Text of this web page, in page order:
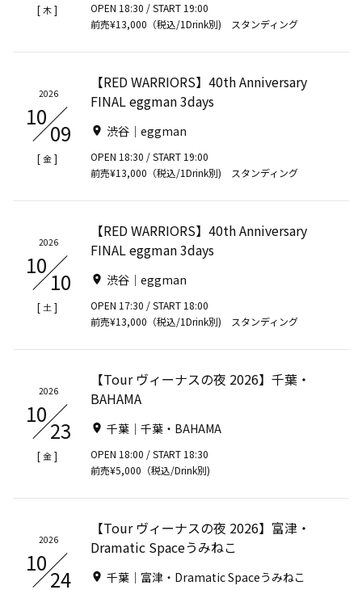
[木]
OPEN 18:30 / START 19:00
前売¥13,000（税込/1Drink別) スタンディング
2026
10
09
[金]
【RED WARRIORS】40th Anniversary
FINAL eggman 3days
渋谷｜eggman
OPEN 18:30 / START 19:00
前売¥13,000（税込/1Drink別) スタンディング
2026
10
10
[ 土]
【RED WARRIORS】40th Anniversary
FINAL eggman 3days
渋谷｜eggman
OPEN 17:30 / START 18:00
前売¥13,000（税込/1Drink別) スタンディング
2026
10
23
[金]
【Tour ヴィーナスの夜 2026】千葉・
BAHAMA
千葉｜千葉・BAHAMA
OPEN 18:00 / START 18:30
前売¥5,000（税込/Drink別)
2026
10
24
【Tour ヴィーナスの夜 2026】富津・
Dramatic Spaceうみねこ
千葉｜富津・Dramatic Spaceうみねこ